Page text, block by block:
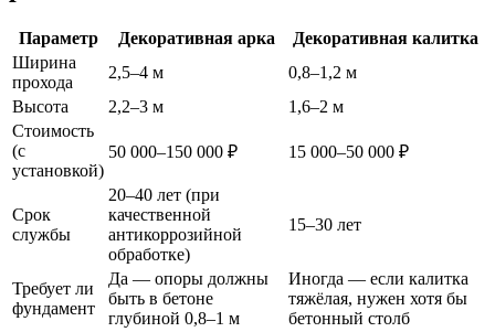
Параметр Декоративная арка
Декоративная калитка
Ширина
прохода
2,5–4 м
0,8–1,2 м
Высота
2,2–3 м
1,6–2 м
Стоимость
(с
установкой)
50 000–150 000 ₽ 15 000–50 000 ₽
Срок
службы
20–40 лет (при
качественной
антикоррозийной
обработке)
15–30 лет
Требует ли
фундамент
Да — опоры должны
быть в бетоне
глубиной 0,8–1 м
Иногда — если калитка
тяжёлая, нужен хотя бы
бетонный столб